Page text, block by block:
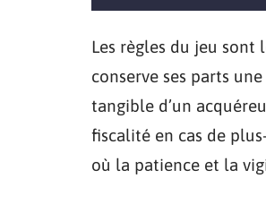
Les règles du jeu sont
conserve ses parts
tangible d’un
fiscalité en cas de
où la patience et la